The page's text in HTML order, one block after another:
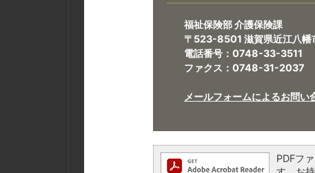
福祉保険部 介護保険課
〒523-8501 滋賀県近江八幡
電話番号：0748-33-3511
ファクス：0748-31-2037
メールフォームによるお問い
PDFフ